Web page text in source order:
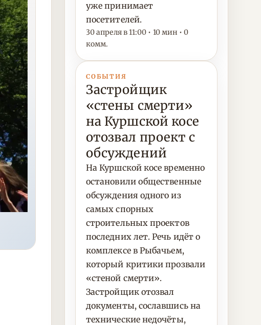
уже принимает
посетителей.
30 апреля в 11:00 • 10 мин • 0
комм.
СОБЫТИЯ
Застройщик
«стены смерти»
на Куршской косе
отозвал проект с
обсуждений
На Куршской косе временно
остановили общественные
обсуждения одного из
самых спорных
строительных проектов
последних лет. Речь идёт о
комплексе в Рыбачьем,
который критики прозвали
«стеной смерти».
Застройщик отозвал
документы, сославшись на
технические недочёты,